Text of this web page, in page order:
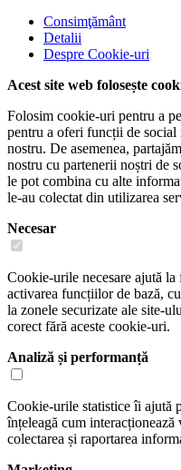
Consimţământ
Detalii
Despre Cookie-uri
Acest site web folosește
Folosim cookie-uri pentru a
pentru a oferi funcții de
nostru. De asemenea,
nostru cu partenerii noștri de
le pot combina cu alte
le-au colectat din utilizarea
Necesar
Cookie-urile necesare ajută
activarea funcțiilor de bază,
la zonele securizate ale site-
corect fără aceste cookie-uri.
Analiză și performanță
Cookie-urile statistice îi ajută
înțeleagă cum
colectarea și raportarea